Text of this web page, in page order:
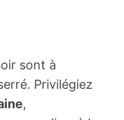
sont à
Privilégiez
,